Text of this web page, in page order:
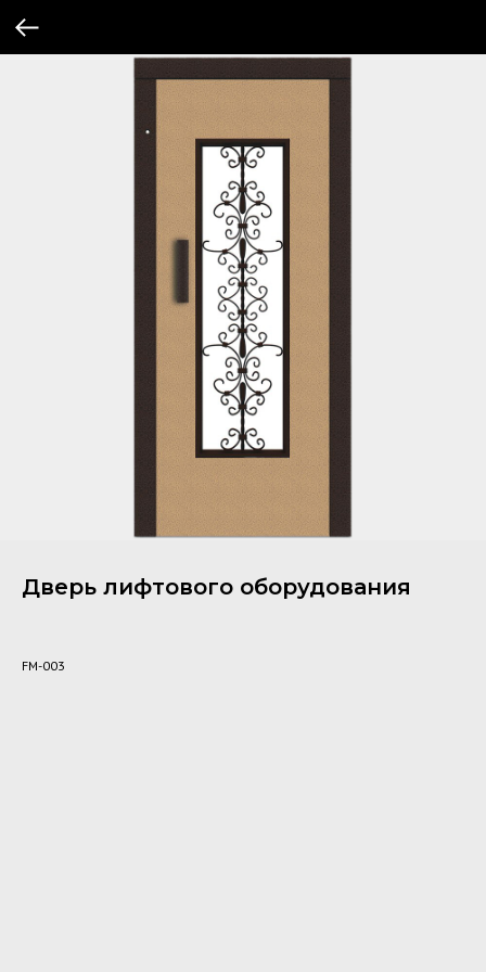
Дверь лифтового оборудования
FM-003